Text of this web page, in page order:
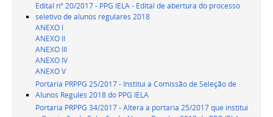
Edital nº 20/2017 - PPG IELA - Edital de abertura do processo
seletivo de alunos regulares 2018
ANEXO I
ANEXO II
ANEXO III
ANEXO IV
ANEXO V
Portaria PRPPG 25/2017 - Institui a Comissão de Seleção de
Alunos Regules 2018 do PPG IELA
Portaria PRPPG 34/2017 - Altera a portaria 25/2017 que institui